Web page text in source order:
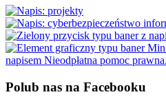
Polub nas na Facebooku